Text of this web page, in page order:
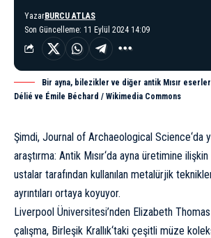
Son Güncelleme: 11 Eylül 2024 14:09
YazarBURCU ATLAS
Bir ayna, bilezikler ve diğer antik Mısır
Délié ve Émile Béchard / Wikimedia Commons
Şimdi, Journal of Archaeological Science‘da
araştırma: Antik Mısır‘da ayna üretimine ilişkin
ustalar tarafından kullanılan metalürjik
ayrıntıları ortaya koyuyor.
Liverpool Üniversitesi’nden Elizabeth
çalışma, Birleşik Krallık‘taki çeşitli müze